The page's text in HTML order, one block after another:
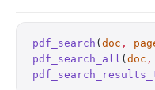
pdf_search ( doc ,
pdf_search_all ( doc ,